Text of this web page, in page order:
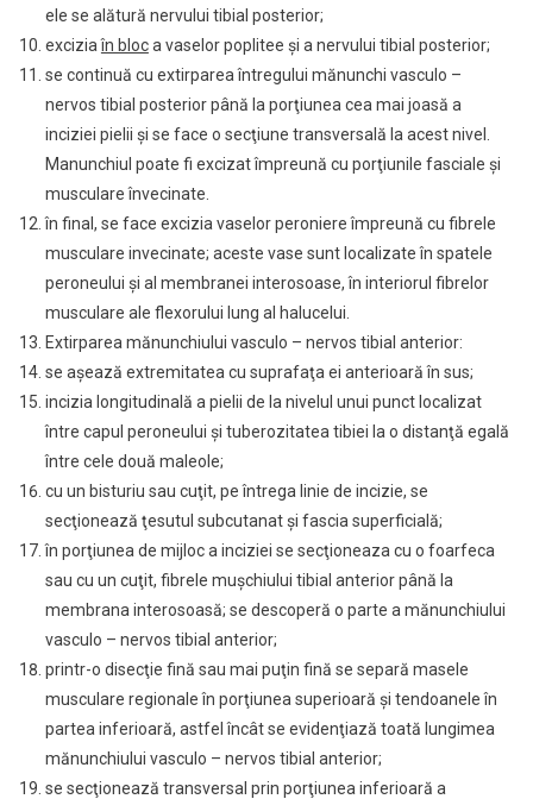
ele se alătură nervului tibial posterior;
exciziaîn bloca vaselor poplitee şi a nervului tibial posterior;
se continuă cu extirparea întregului mănunchi vasculo –
nervos tibial posterior până la porţiunea cea mai joasă a
inciziei pielii şi se face o secţiune transversală la acest nivel.
Manunchiul poate fi excizat împreună cu porţiunile fasciale şi
musculare învecinate.
în final, se face excizia vaselor peroniere împreună cu fibrele
musculare invecinate; aceste vase sunt localizate în spatele
peroneului şi al membranei interosoase, în interiorul fibrelor
musculare ale flexorului lung al halucelui.
Extirparea mănunchiului vasculo – nervos tibial anterior:
se aşează extremitatea cu suprafaţa ei anterioară în sus;
incizia longitudinală a pielii de la nivelul unui punct localizat
între capul peroneului şi tuberozitatea tibiei la o distanţă egală
între cele două maleole;
cu un bisturiu sau cuţit, pe întrega linie de incizie, se
secţionează ţesutul subcutanat şi fascia superficială;
în porţiunea de mijloc a inciziei se secţioneaza cu o foarfeca
sau cu un cuţit, fibrele muşchiului tibial anterior până la
membrana interosoasă; se descoperă o parte a mănunchiului
vasculo – nervos tibial anterior;
printr-o disecţie fină sau mai puţin fină se separă masele
musculare regionale în porţiunea superioară şi tendoanele în
partea inferioară, astfel încât se evidenţiază toată lungimea
mănunchiului vasculo – nervos tibial anterior;
se secţionează transversal prin porţiunea inferioară a